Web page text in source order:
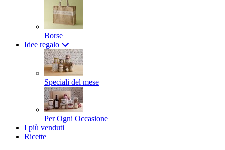
Borse
Idee regalo
Speciali del mese
Per Ogni Occasione
I più venduti
Ricette